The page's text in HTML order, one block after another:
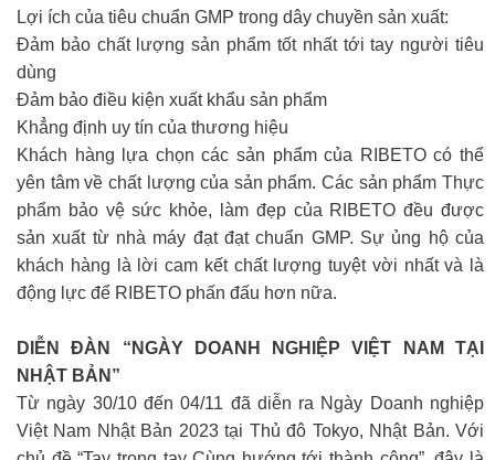
Lợi ích của tiêu chuẩn GMP trong dây chuyền sản xuất:
Đảm bảo chất lượng sản phẩm tốt nhất tới tay người tiêu
dùng
Đảm bảo điều kiện xuất khẩu sản phẩm
Khẳng định uy tín của thương hiệu
Khách hàng lựa chọn các sản phẩm của RIBETO có thể
yên tâm về chất lượng của sản phẩm. Các sản phẩm Thực
phẩm bảo vệ sức khỏe, làm đẹp của RIBETO đều được
sản xuất từ nhà máy đạt đạt chuẩn GMP. Sự ủng hộ của
khách hàng là lời cam kết chất lượng tuyệt vời nhất và là
động lực để RIBETO phấn đấu hơn nữa.
DIỄN ĐÀN “NGÀY DOANH NGHIỆP VIỆT NAM TẠI
NHẬT BẢN”
Từ ngày 30/10 đến 04/11 đã diễn ra Ngày Doanh nghiệp
Việt Nam Nhật Bản 2023 tại Thủ đô Tokyo, Nhật Bản. Với